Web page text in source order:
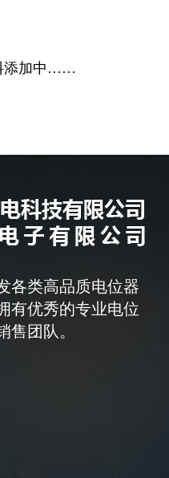
添加中……
各类高品质电位器
有优秀的专业电位
售团队。